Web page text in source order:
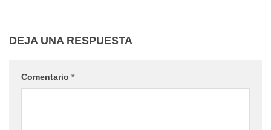
DEJA UNA RESPUESTA
Comentario *